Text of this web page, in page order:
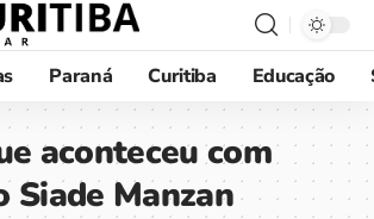
Paraná Curitiba Educação
aconteceu com
Siade Manzan